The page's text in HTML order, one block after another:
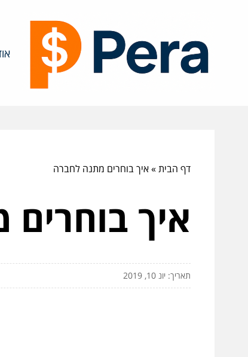
דף הבית»איך בוחרים מתנה לחברה
איך
תאריך: יונ 10, 2019